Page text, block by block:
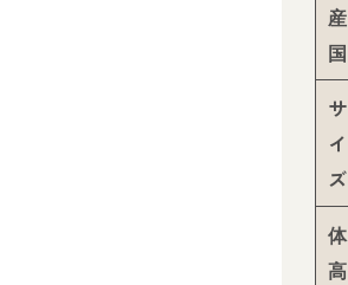
産
国
サ
イ
ズ
体
高